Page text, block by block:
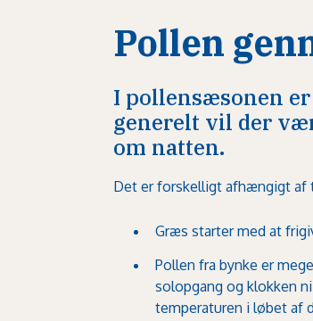
Pollen
I pollensæsonen
generelt vil der
om natten.
Det er forskelligt afhængigt af
Græs starter med at
Pollen frabynke er
solopgang og klokken
temperaturen i løbet af